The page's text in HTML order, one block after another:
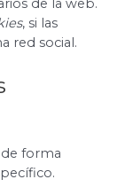
de la web.
, si las
red social.
forma